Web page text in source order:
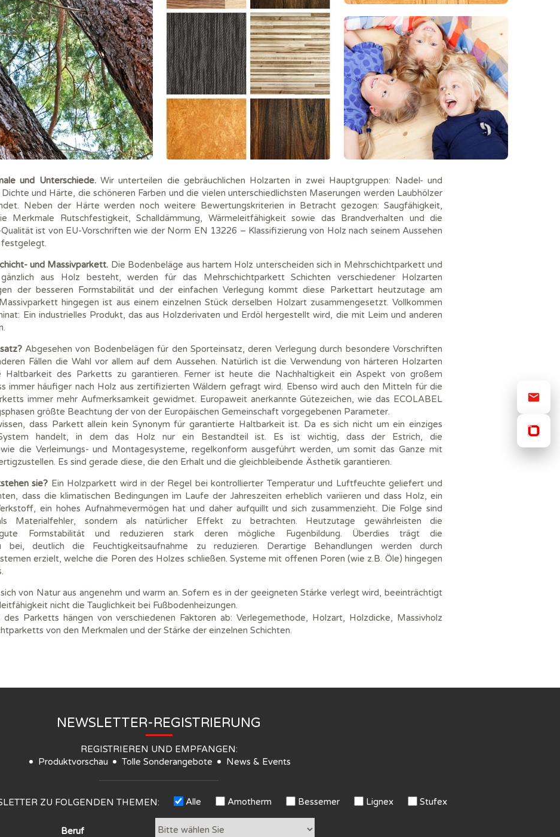
und Unterschiede.Wir unterteilen die gebräuchlichen Holzarten in zwei Hauptgruppen: Nadel- und
und Härte, die schöneren Farben und die vielen unterschiedlichsten Maserungen werden Laubhölzer
Neben der Härte werden noch weitere Bewertungskriterien in Betracht gezogen: Saugfähigkeit,
Merkmale Rutschfestigkeit, Schalldämmung, Wärmeleitfähigkeit sowie das Brandverhalten und die
ist von EU-Vorschriften wie der Norm EN 13226 – Klassifizierung von Holz nach seinem Aussehen
und Massivparkett. Die Bodenbeläge aus hartem Holz unterscheiden sich in Mehrschichtparkett und
aus Holz besteht, werden für das Mehrschichtparkett Schichten verschiedener Holzarten
der besseren Formstabilität und der einfachen Verlegung kommt diese Parkettart heutzutage am
hingegen ist aus einem einzelnen Stück derselben Holzart zusammengesetzt. Vollkommen
Ein industrielles Produkt, das aus Holzderivaten und Erdöl hergestellt wird, die mit Leim und anderen
Abgesehen von Bodenbelägen für den Sporteinsatz, deren Verlegung durch besondere Vorschriften
Fällen die Wahl vor allem auf dem Aussehen. Natürlich ist die Verwendung von härteren Holzarten
Haltbarkeit des Parketts zu garantieren. Ferner ist heute die Nachhaltigkeit ein Aspekt von großem
immer häufiger nach Holz aus zertifizierten Wäldern gefragt wird. Ebenso wird auch den Mitteln für die
immer mehr Aufmerksamkeit gewidmet. Europaweit anerkannte Gütezeichen, wie das ECOLABEL
größte Beachtung der von der Europäischen Gemeinschaft vorgegebenen Parameter.
dass Parkett allein kein Synonym für garantierte Haltbarkeit ist. Da es sich nicht um ein einziges
handelt, in dem das Holz nur ein Bestandteil ist. Es ist wichtig, dass der Estrich, die
die Verleimungs- und Montagesysteme, regelkonform ausgeführt werden, um somit das Ganze mit
Es sind gerade diese, die den Erhalt und die gleichbleibende Ästhetik garantieren.
sie? Ein Holzparkett wird in der Regel bei kontrollierter Temperatur und Luftfeuchte geliefert und
dass die klimatischen Bedingungen im Laufe der Jahreszeiten erheblich variieren und dass Holz, ein
ein hohes Aufnahmevermögen hat und daher aufquillt und sich zusammenzieht. Die Folge sind
Materialfehler, sondern als natürlicher Effekt zu betrachten. Heutzutage gewährleisten die
Formstabilität und reduzieren stark deren mögliche Fugenbildung. Überdies trägt die
bei, deutlich die Feuchtigkeitsaufnahme zu reduzieren. Derartige Behandlungen werden durch
erzielt, welche die Poren des Holzes schließen. Systeme mit offenen Poren (wie z.B. Öle) hingegen
von Natur aus angenehm und warm an. Sofern es in der geeigneten Stärke verlegt wird, beeinträchtigt
nicht die Tauglichkeit bei Fußbodenheizungen.
Parketts hängen von verschiedenen Faktoren ab: Verlegemethode, Holzart, Holzdicke, Massivholz
von den Merkmalen und der Stärke der einzelnen Schichten.
NEWSLETTER-REGISTRIERUNG
REGISTRIEREN UND EMPFANGEN:
Produktvorschau
Tolle Sonderangebote News & Events
ZU FOLGENDEN THEMEN: Alle Amotherm Bessemer Lignex Stufex
Beruf